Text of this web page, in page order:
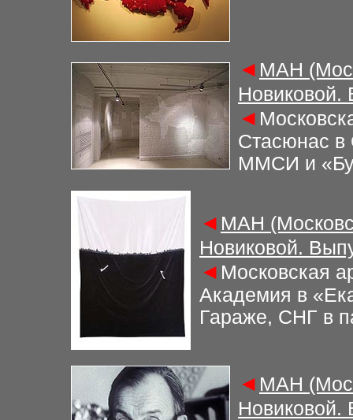
◄ МАН
Новиковой.
◄
Стасюнас в
ММСИ и
◄ МАН
Новиковой.
◄ Московская
Академия в
Гараже, СНГ в
◄ МАН
Новиковой.